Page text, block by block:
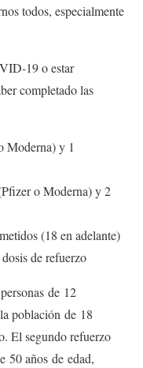
todos, especialmente
19 o estar
completado las
Moderna) y 1
o Moderna) y 2
(18 en adelante)
de refuerzo
de 12
población de 18
El segundo refuerzo
50 años de edad,